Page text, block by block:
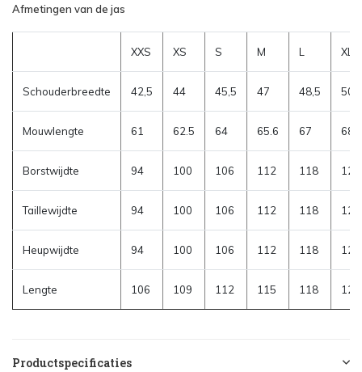
Afmetingen van de jas
XXS XS S M L XL
Schouderbreedte 42,5 44 45,5 47 48,5 50
Mouwlengte 61 62.5 64 65.6 67 68.5
Borstwijdte 94 100 106 112 118 124
Taillewijdte 94 100 106 112 118 124
Heupwijdte 94 100 106 112 118 124
Lengte 106 109 112 115 118 121
Productspecificaties